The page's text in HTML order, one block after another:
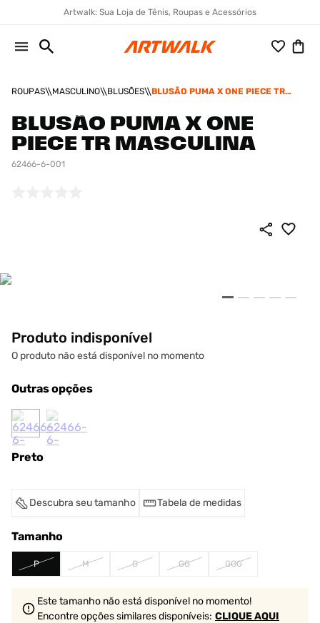
Artwalk: Sua Loja de Tênis, Roupas e Acessórios
ROUPAS MASCULINO BLUSÕES
BLUSÃO PUMA X ONE PIECE TR
BLUSÃO PUMA X ONE
PIECE TR MASCULINA
62466-6-001
Produto indisponível
O produto não está disponível no momento
Outras opções
Preto
Descubra seu tamanho Tabela de medidas
Tamanho
P M G GG GGG
Este tamanho não está disponível no momento!
Encontre opções similaresdisponíveis: CLIQUE AQUI